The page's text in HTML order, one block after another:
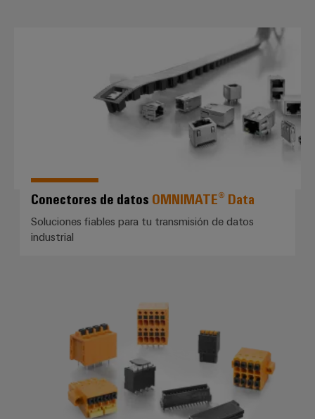
Conectores de datos
Conectores de datos OMNIMATE® Data
Soluciones fiables para tu transmisión de datos
industrial